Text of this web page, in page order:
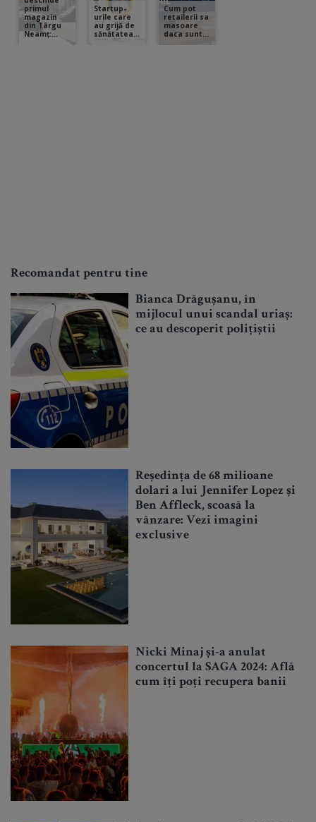
Recomandat pentru tine
Bianca Drăgușanu, în
mijlocul unui scandal uriaș:
ce au descoperit polițiștii
Reședința de 68 milioane
dolari a lui Jennifer Lopez și
Ben Affleck, scoasă la
vânzare: Vezi imagini
exclusive
Nicki Minaj și-a anulat
concertul la SAGA 2024: Află
cum îți poți recupera banii